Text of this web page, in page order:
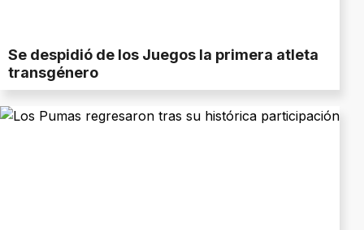
Se despidió de los Juegos la primera atleta
transgénero